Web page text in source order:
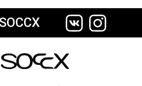
сайте СДЭК